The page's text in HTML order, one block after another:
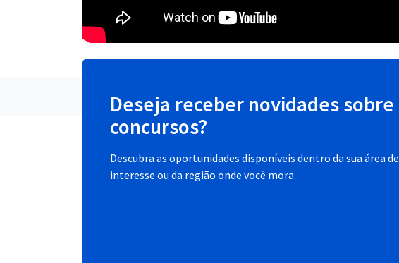
Deseja receber novidades sobre
concursos?
Descubra as oportunidades disponíveis dentro da sua área de
interesse ou da região onde você mora.